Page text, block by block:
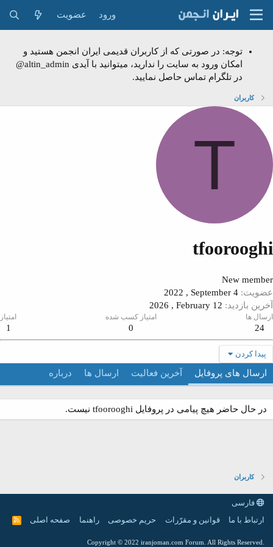
ورود عضویت
توجه: در صورتی که از کاربران قدیمی ایران انجمن هستید و
امکان ورود به سایت را ندارید، میتوانید با آیدی altin_admin@
در تلگرام تماس حاصل نمایید.
کاربران
T
New
2022 , September 4
بازدید
2026 , February 12
ها
24
امتیاز کسب شده
0
امتیاز
1
پیدا کردن
ارسال های پروفایل آخرین فعالیت ارسال ها درباره
در حال حاضر هیچ پیامی در پروفایل tfoorooghi نیست.
کاربران
فارسی
ارتباط با ما
قوانین و مقرّرات حریم خصوصی راهنما صفحه اصلی
R